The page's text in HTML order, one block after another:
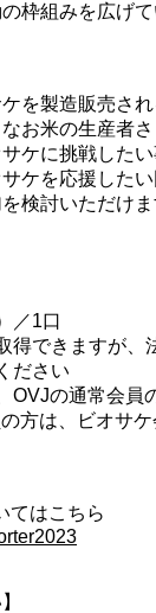
枠組みを広げ
を製造販売さ
お米の生産者
ケに挑戦した
ケを応援した
検討いただけ
／1口
得できますが、
ださい
OVJの通常会員
方は、ビオサ
てはこちら